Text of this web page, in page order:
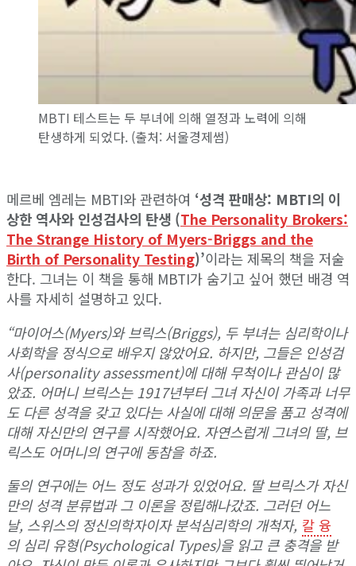
MBTI 테스트는 두 부녀에 의해 열정과 노력에 의해
탄생하게 되었다. (출처: 서울경제썸)
메르베 엠레는 MBTI와 관련하여 ‘성격 판매상: MBTI의 이
상한 역사와 인성검사의 탄생 (The Personality Brokers:
The Strange History of Myers-Briggs and the
Birth of Personality Testing)’이라는 제목의 책을 저술
한다. 그녀는 이 책을 통해 MBTI가 숨기고 싶어 했던 배경 역
사를 자세히 설명하고 있다.
“마이어스(Myers)와 브릭스(Briggs), 두 부녀는 심리학이나
사회학을 정식으로 배우지 않았어요. 하지만, 그들은 인성검
사(personality assessment)에 대해 무척이나 관심이 많
았죠. 어머니 브릭스는 1917년부터 그녀 자신이 가족과 너무
도 다른 성격을 갖고 있다는 사실에 대해 의문을 품고 성격에
대해 자신만의 연구를 시작했어요. 자연스럽게 그녀의 딸, 브
릭스도 어머니의 연구에 동참을 하죠.
둘의 연구에는 어느 정도 성과가 있었어요. 딸 브릭스가 자신
만의 성격 분류법과 그 이론을 정립해나갔죠. 그러던 어느
날, 스위스의 정신의학자이자 분석심리학의 개척자, 칼 융
의 심리 유형(Psychological Types)을 읽고 큰 충격을 받